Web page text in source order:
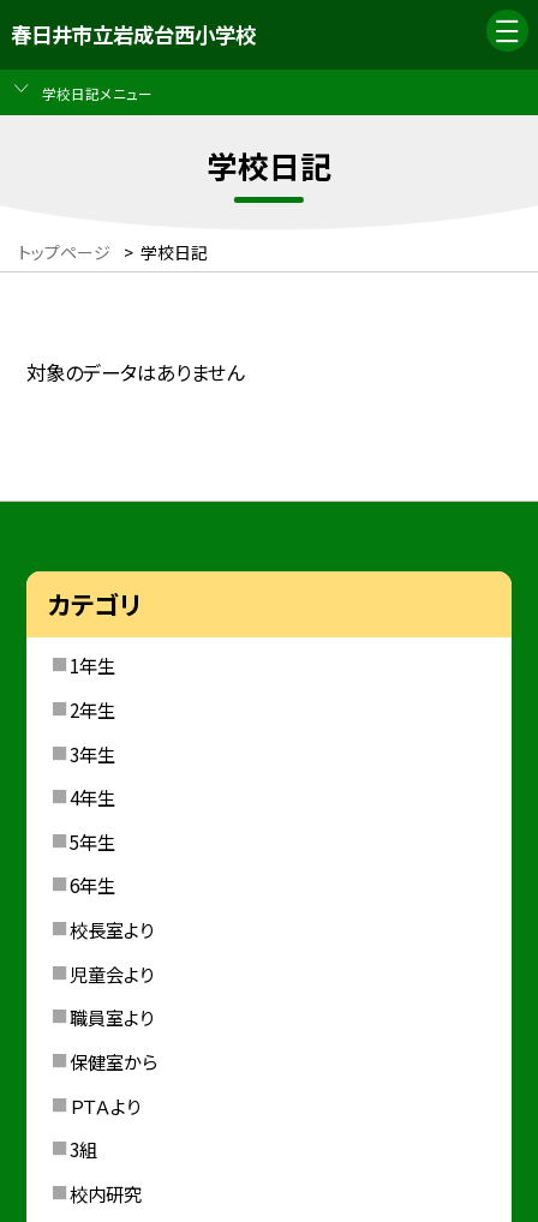
春日井市立岩成台西小学校
学校日記メニュー
学校日記
トップページ > 学校日記
対象のデータはありません
カテゴリ
1年生
2年生
3年生
4年生
5年生
6年生
校長室より
児童会より
職員室より
保健室から
ＰＴＡより
3組
校内研究